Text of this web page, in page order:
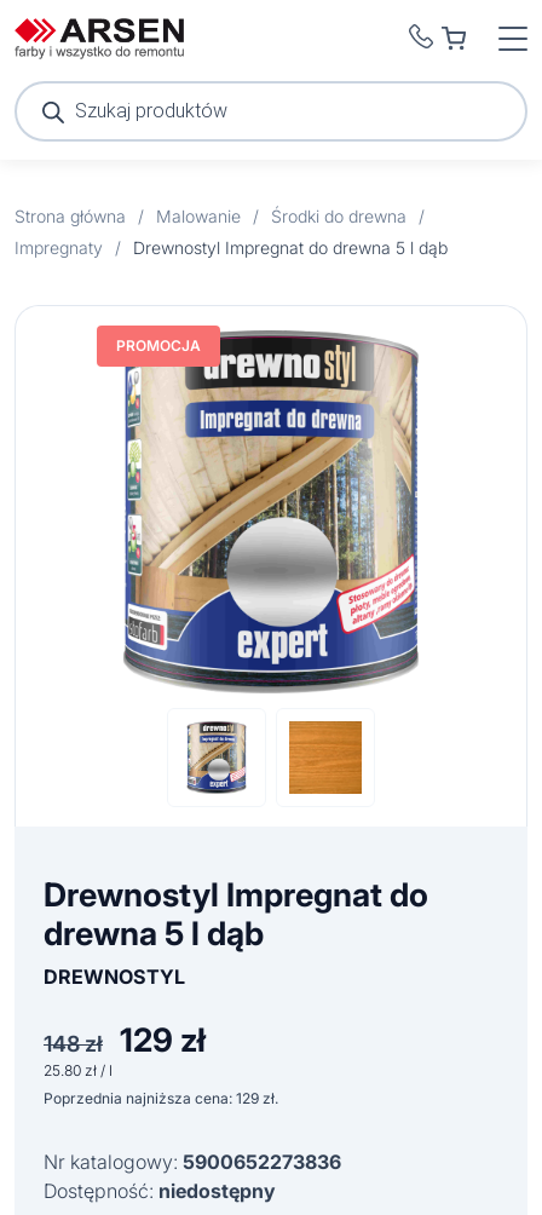
Wyszukiwarka
produktów
Strona główna / Malowanie / Środki do drewna
/
Impregnaty
/ Drewnostyl Impregnat do drewna 5 l dąb
PROMOCJA
Drewnostyl Impregnat do
drewna 5 l dąb
DREWNOSTYL
148zł
Pierwotna
wynosiła:
129 złAktualna
wynosi:
25.80 zł / l
Poprzednia najniższa cena: 129 zł.
Nr katalogowy: 5900652273836
Dostępność: niedostępny